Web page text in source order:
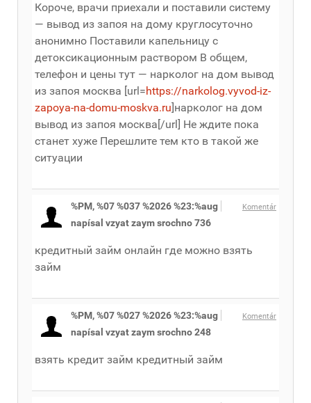
Короче, врачи приехали и поставили систему
— вывод из запоя на дому круглосуточно
анонимно Поставили капельницу с
детоксикационным раствором В общем,
телефон и цены тут — нарколог на дом вывод
из запоя москва [url=https://narkolog.vyvod-iz-
zapoya-na-domu-moskva.ru]нарколог на дом
вывод из запоя москва[/url] Не ждите пока
станет хуже Перешлите тем кто в такой же
ситуации
Komentár
%PM, %07 %037 %2026 %23:%aug
napísal vzyat zaym srochno 736
кредитный займ онлайн где можно взять
займ
Komentár
%PM, %07 %027 %2026 %23:%aug
napísal vzyat zaym srochno 248
взять кредит займ кредитный займ